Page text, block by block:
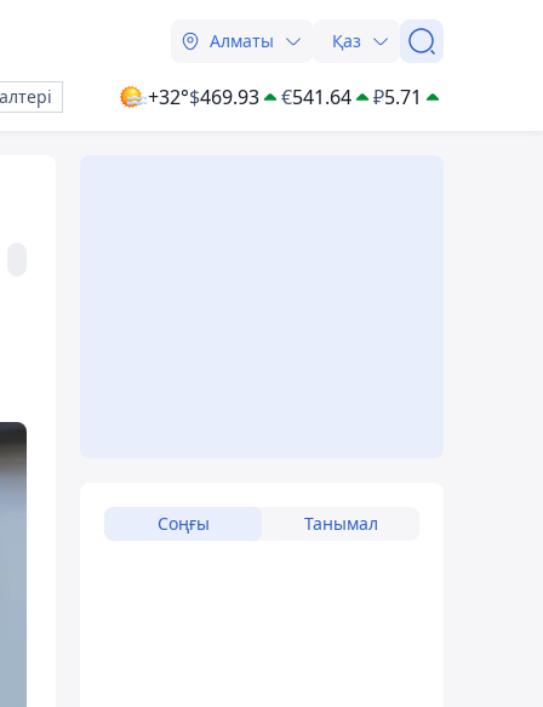
Алматы Қаз
+32°$469.93 €541.64 ₽5.71
Соңғы Танымал